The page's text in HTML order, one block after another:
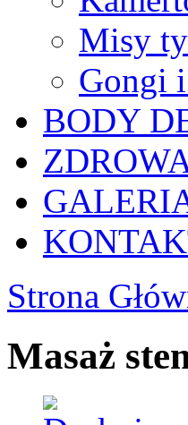
Misy
Gongi
BODY
Strona
Masaż